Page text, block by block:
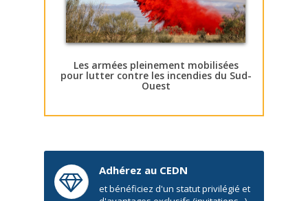
Les armées pleinement mobilisées
pour lutter contre les incendies du Sud-
Ouest
Adhérez au CEDN
et bénéficiez d'un statut privilégié et